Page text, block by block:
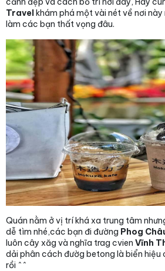
Travelkhám phá một vài nét về nơi
làm các bạn thất vọng đâu.
Quán nằm ở vị trí khá xa trung tâm
dễ tìm nhé,các bạn đi đường Phog
luôn cây xăg và nghĩa trag cvien Vĩnh
dải phân cách đườg betong là biển hiệu
rồi ^^